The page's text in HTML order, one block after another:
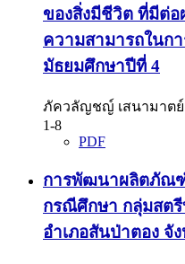
ของสิ่งมีชีวิต ที่มีต่อ
ความสามารถในก
มัธยมศึกษาปีที่ 4
ภัควลัญชญ์ เสนามาตย์
1-8
PDF
การพัฒนาผลิตภัณฑ์
กรณีศึกษา กลุ่มสตรี
อำเภอสันป่าตอง จั